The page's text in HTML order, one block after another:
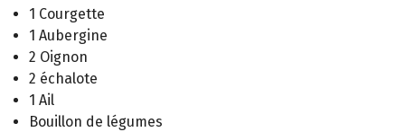
1 Courgette
1 Aubergine
2 Oignon
2 échalote
1 Ail
Bouillon de légumes